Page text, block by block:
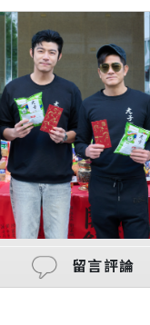
留言評論